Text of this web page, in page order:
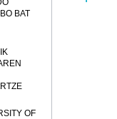
BAT
OF